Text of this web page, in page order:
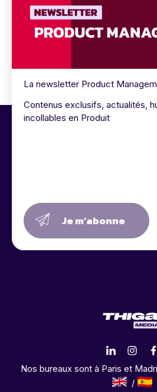
La newsletter Product
Contenus exclusifs, actualités,
incollables en Produit
Je m’abonne
Nos bureaux sont à Paris et